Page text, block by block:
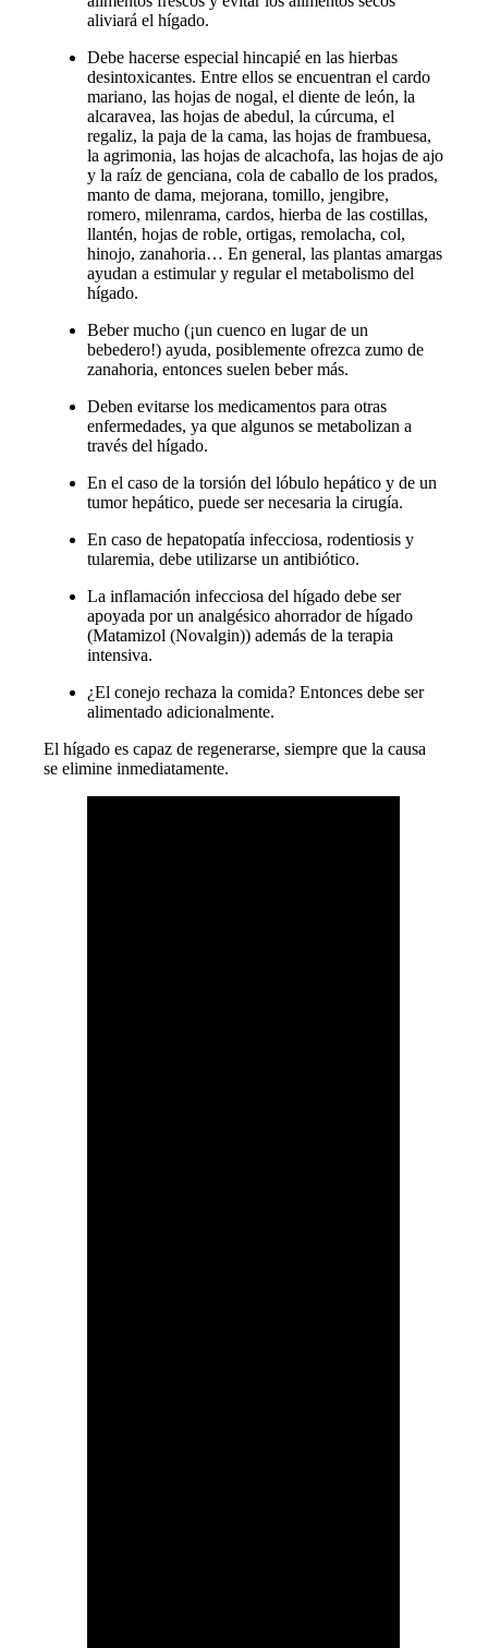
aliviará el hígado.
Debe hacerse especial hincapié en las hierbas
desintoxicantes. Entre ellos se encuentran el cardo
mariano, las hojas de nogal, el diente de león, la
alcaravea, las hojas de abedul, la cúrcuma, el
regaliz, la paja de la cama, las hojas de frambuesa,
la agrimonia, las hojas de alcachofa, las hojas de ajo
y la raíz de genciana, cola de caballo de los prados,
manto de dama, mejorana, tomillo, jengibre,
romero, milenrama, cardos, hierba de las costillas,
llantén, hojas de roble, ortigas, remolacha, col,
hinojo, zanahoria… En general, las plantas amargas
ayudan a estimular y regular el metabolismo del
hígado.
Beber mucho (¡un cuenco en lugar de un
bebedero!) ayuda, posiblemente ofrezca zumo de
zanahoria, entonces suelen beber más.
Deben evitarse los medicamentos para otras
enfermedades, ya que algunos se metabolizan a
través del hígado.
En el caso de la torsión del lóbulo hepático y de un
tumor hepático, puede ser necesaria la cirugía.
En caso de hepatopatía infecciosa, rodentiosis y
tularemia, debe utilizarse un antibiótico.
La inflamación infecciosa del hígado debe ser
apoyada por un analgésico ahorrador de hígado
(Matamizol (Novalgin)) además de la terapia
intensiva.
¿El conejo rechaza la comida? Entonces debe ser
alimentado adicionalmente.
El hígado es capaz de regenerarse, siempre que la causa
se elimine inmediatamente.